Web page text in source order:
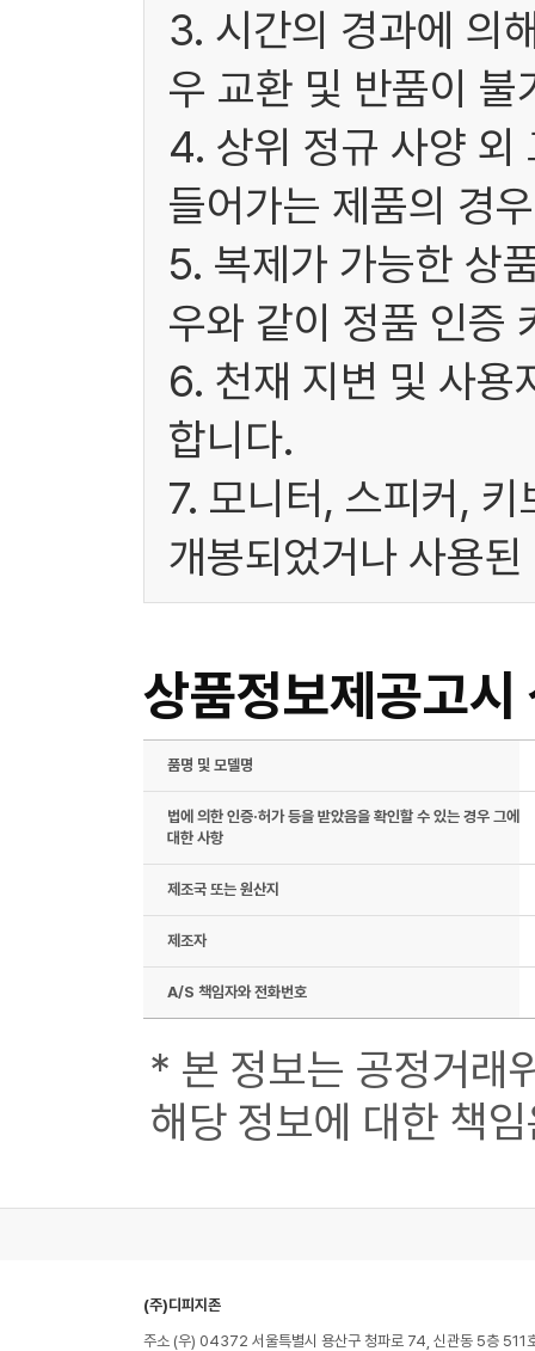
3. 시간의 경과에 의
우 교환 및 반품이 불
4. 상위 정규 사양 외
들어가는 제품의 경
5. 복제가 가능한 상
우와 같이 정품 인증
6. 천재 지변 및 사용
합니다.
7. 모니터, 스피커,
개봉되었거나 사용
상품정보제공고시
품명 및 모델명
법에 의한 인증·허가 등을 받았음을 확인할 수 있는 경우 그에
대한 사항
제조국 또는 원산지
제조자
A/S 책임자와 전화번호
* 본 정보는 공정거래
해당 정보에 대한 책
(주)디피지존
주소 (우) 04372 서울특별시 용산구 청파로 74, 신관동 5층 511